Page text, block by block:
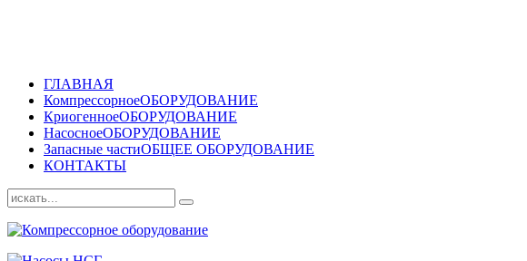
ГЛАВНАЯ
КомпрессорноеОБОРУДОВАНИЕ
КриогенноеОБОРУДОВАНИЕ
НасосноеОБОРУДОВАНИЕ
Запасные частиОБЩЕЕ ОБОРУДОВАНИЕ
КОНТАКТЫ